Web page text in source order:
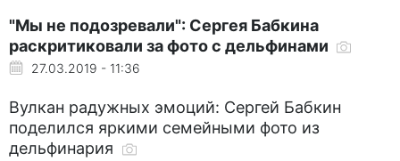
"Мы не подозревали": Сергея Бабкина
раскритиковали за фото с дельфинами
27.03.2019 - 11:36
Вулкан радужных эмоций: Сергей Бабкин
поделился яркими семейными фото из
дельфинария